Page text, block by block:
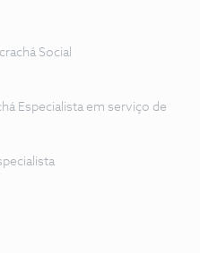
Social
Especialista em serviço de